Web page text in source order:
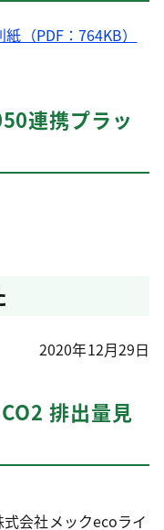
紙（PDF：764KB）
連携プラッ
2020年12月29日
排出量見
会社メックecoライ